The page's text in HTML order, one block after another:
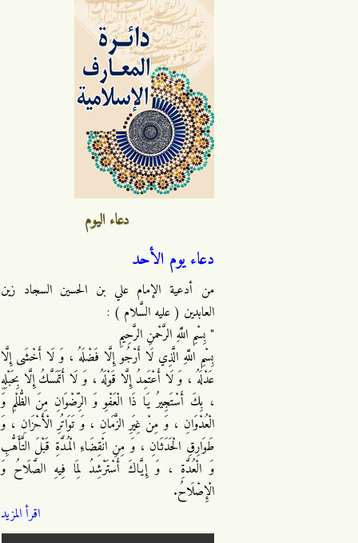
دعاء اليوم
دعاء يوم الأحد
من أدعية الإمام علي بن الحسين السجاد زين
العابدين ( عليه السَّلام ) :
" بِسْمِ اللَّهِ الرَّحْمنِ الرَّحِيمِ
بِسْمِ اللَّهِ الَّذِي لَا أَرْجُو إِلَّا فَضْلَهُ ، وَ لَا أَخْشَى إِلَّا
عَدْلَهُ ، وَ لَا أَعْتَمِدُ إِلَّا قَوْلَهُ ، وَ لَا أَتَمَسَّكُ إِلَّا بِحَبْلِهِ
، بِكَ أَسْتَجِيرُ يَا ذَا الْعَفْوِ وَ الرِّضْوَانِ مِنَ الظُّلْمِ وَ
الْعُدْوَانِ ، وَ مِنْ غِيَرِ الزَّمَانِ ، وَ تَوَاتُرِ الْأَحْزَانِ ، وَ
طَوَارِقِ الْحَدَثَانِ ، وَ مِنِ انْقِضَاءِ الْمُدَّةِ قَبْلَ التَّأَهُّبِ
وَ الْعُدَّةِ ، وَ إِيَّاكَ أَسْتَرْشِدُ لِمَا فِيهِ الصَّلَاحُ وَ
الْإِصْلَاحُ.
اقرأ المزيد